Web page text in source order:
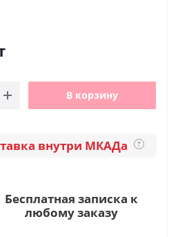
В корзину
внутри МКАДа ?
Бесплатная записка к
любому заказу